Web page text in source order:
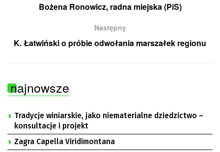
Bożena Ronowicz, radna miejska (PiS)
Następny
K. Łatwiński o próbie odwołania marszałek regionu
najnowsze
Tradycje winiarskie, jako niematerialne dziedzictwo –
konsultacje i projekt
Zagra Capella Viridimontana